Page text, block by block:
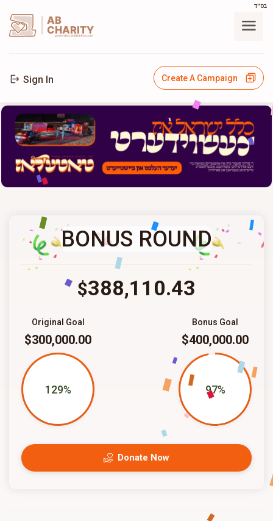
בס"ד
AB
CHARITY
powerd by ahblicklive.com
Sign In Create A Campaign
BONUS ROUND
$388,110.43
Bonus Goal
$400,000.00
97%
Original Goal
$300,000.00
129%
Donate Now